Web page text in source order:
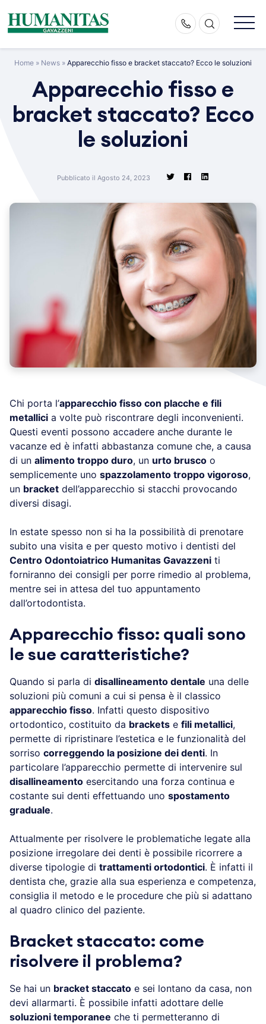
content
Home » News » Apparecchio fisso e bracket staccato? Ecco le soluzioni
Apparecchio fisso e
bracket staccato? Ecco
le soluzioni
Pubblicato il Agosto 24, 2023
Chi porta l’apparecchio fisso con placche e fili
metallici a volte può riscontrare degli inconvenienti.
Questi eventi possono accadere anche durante le
vacanze ed è infatti abbastanza comune che, a causa
di un alimento troppo duro, un urto brusco o
semplicemente uno spazzolamento troppo vigoroso,
un bracket dell’apparecchio si stacchi provocando
diversi disagi.
In estate spesso non si ha la possibilità di prenotare
subito una visita e per questo motivo i dentisti del
Centro Odontoiatrico Humanitas Gavazzeni ti
forniranno dei consigli per porre rimedio al problema,
mentre sei in attesa del tuo appuntamento
dall’ortodontista.
Apparecchio fisso: quali sono
le sue caratteristiche?
Quando si parla di disallineamento dentale una delle
soluzioni più comuni a cui si pensa è il classico
apparecchio fisso. Infatti questo dispositivo
ortodontico, costituito da brackets e fili metallici,
permette di ripristinare l’estetica e le funzionalità del
sorriso correggendo la posizione dei denti. In
particolare l’apparecchio permette di intervenire sul
disallineamento esercitando una forza continua e
costante sui denti effettuando uno spostamento
graduale.
Attualmente per risolvere le problematiche legate alla
posizione irregolare dei denti è possibile ricorrere a
diverse tipologie di trattamenti ortodontici. È infatti il
dentista che, grazie alla sua esperienza e competenza,
consiglia il metodo e le procedure che più si adattano
al quadro clinico del paziente.
Bracket staccato: come
risolvere il problema?
Se hai un bracket staccato e sei lontano da casa, non
devi allarmarti. È possibile infatti adottare delle
soluzioni temporanee che ti permetteranno di